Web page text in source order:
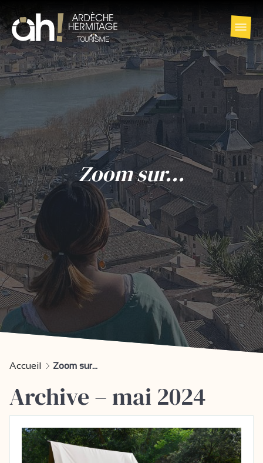
Zoom sur...
Accueil Zoom sur...
Archive – mai 2024